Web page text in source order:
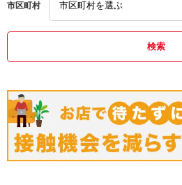
市区町村